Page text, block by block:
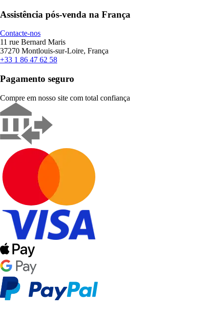
Assistência pós-venda na França
Contacte-nos
11 rue Bernard Maris
37270 Montlouis-sur-Loire, França
+33 1 86 47 62 58
Pagamento seguro
Compre em nosso site com total confiança